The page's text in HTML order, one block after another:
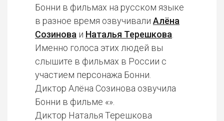
Бонни в фильмах на русском языке
в разное время озвучивали Алёна
Созинова и Наталья Терешкова
Именно голоса этих людей вы
слышите в фильмах в России с
участием персонажа Бонни.
Диктор Алёна Созинова озвучила
Бонни в фильме «».
Диктор Наталья Терешкова